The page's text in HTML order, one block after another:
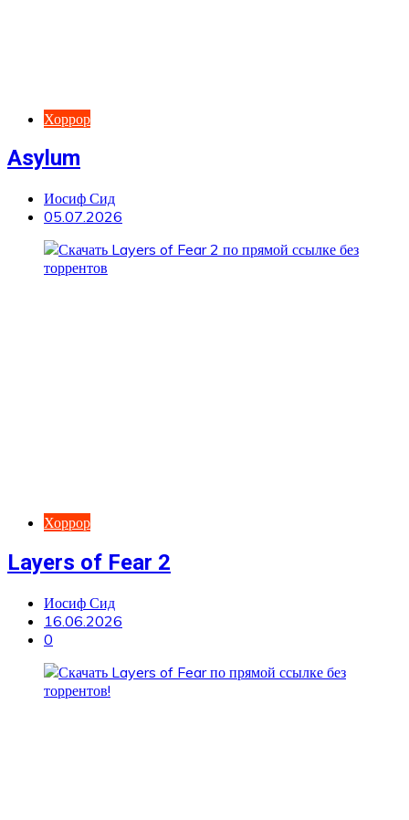
Хоррор
Asylum
Иосиф Сид
05.07.2026
Хоррор
Layers of Fear 2
Иосиф Сид
16.06.2026
0